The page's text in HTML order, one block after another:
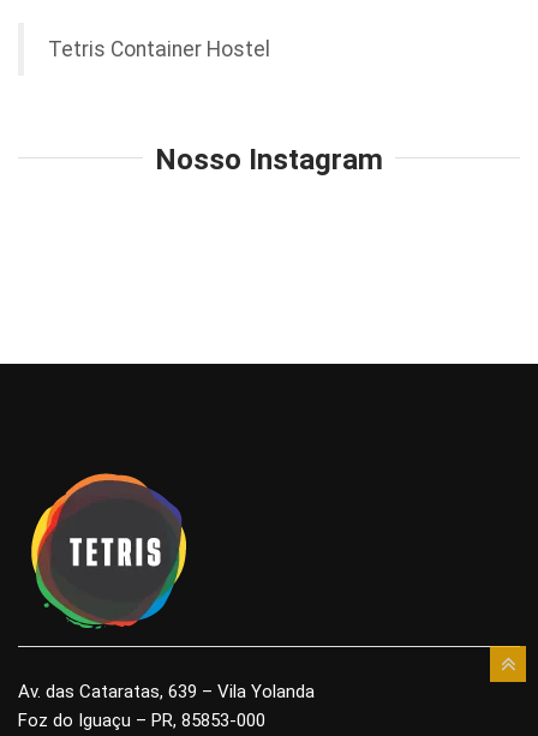
Tetris Container Hostel
Nosso Instagram
Av. das Cataratas, 639 – Vila Yolanda
Foz do Iguaçu – PR, 85853-000